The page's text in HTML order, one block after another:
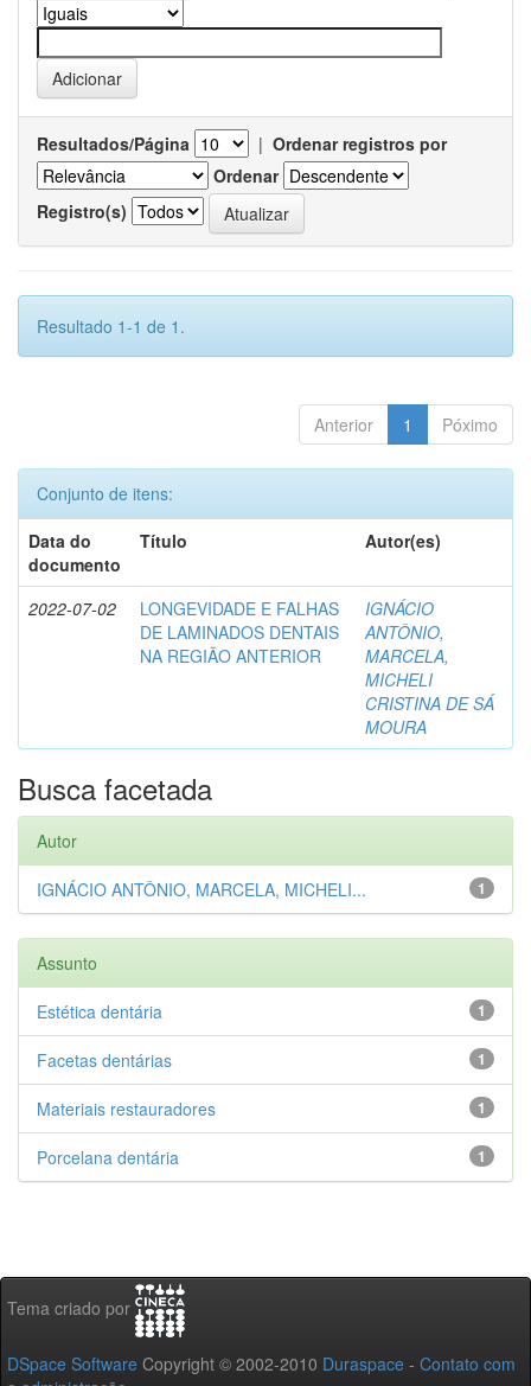
Resultados/Página | Ordenar registros por
Ordenar
Registro(s)
Resultado 1-1 de 1.
Anterior 1 Póximo
Conjunto de itens:
Data do
documento
Título Autor(es)
2022-07-02
LONGEVIDADE E FALHAS
DE LAMINADOS DENTAIS
NA REGIÃO ANTERIOR
IGNÁCIO
ANTÔNIO,
MARCELA,
MICHELI
CRISTINA DE SÁ
MOURA
Busca facetada
Autor
1
IGNÁCIO ANTÔNIO, MARCELA, MICHELI...
Assunto
1
Estética dentária
1
Facetas dentárias
1
Materiais restauradores
1
Porcelana dentária
Tema criado por
DSpace Software Copyright © 2002-2010 Duraspace - Contato com